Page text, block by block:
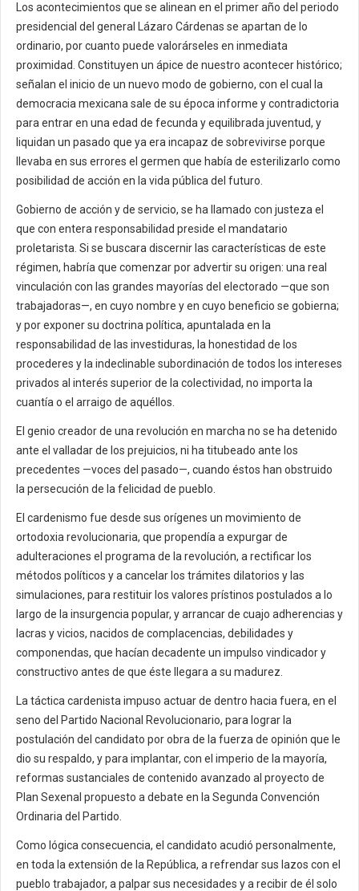
Los acontecimientos que se alinean en el primer año del periodo
presidencial del general Lázaro Cárdenas se apartan de lo
ordinario, por cuanto puede valorárseles en inmediata
proximidad. Constituyen un ápice de nuestro acontecer histórico;
señalan el inicio de un nuevo modo de gobierno, con el cual la
democracia mexicana sale de su época informe y contradictoria
para entrar en una edad de fecunda y equilibrada juventud, y
liquidan un pasado que ya era incapaz de sobrevivirse porque
llevaba en sus errores el germen que había de esterilizarlo como
posibilidad de acción en la vida pública del futuro.
Gobierno de acción y de servicio, se ha llamado con justeza el
que con entera responsabilidad preside el mandatario
proletarista. Si se buscara discernir las características de este
régimen, habría que comenzar por advertir su origen: una real
vinculación con las grandes mayorías del electorado —que son
trabajadoras—, en cuyo nombre y en cuyo beneficio se gobierna;
y por exponer su doctrina política, apuntalada en la
responsabilidad de las investiduras, la honestidad de los
procederes y la indeclinable subordinación de todos los intereses
privados al interés superior de la colectividad, no importa la
cuantía o el arraigo de aquéllos.
El genio creador de una revolución en marcha no se ha detenido
ante el valladar de los prejuicios, ni ha titubeado ante los
precedentes —voces del pasado—, cuando éstos han obstruido
la persecución de la felicidad de pueblo.
El cardenismo fue desde sus orígenes un movimiento de
ortodoxia revolucionaria, que propendía a expurgar de
adulteraciones el programa de la revolución, a rectificar los
métodos políticos y a cancelar los trámites dilatorios y las
simulaciones, para restituir los valores prístinos postulados a lo
largo de la insurgencia popular, y arrancar de cuajo adherencias y
lacras y vicios, nacidos de complacencias, debilidades y
componendas, que hacían decadente un impulso vindicador y
constructivo antes de que éste llegara a su madurez.
La táctica cardenista impuso actuar de dentro hacia fuera, en el
seno del Partido Nacional Revolucionario, para lograr la
postulación del candidato por obra de la fuerza de opinión que le
dio su respaldo, y para implantar, con el imperio de la mayoría,
reformas sustanciales de contenido avanzado al proyecto de
Plan Sexenal propuesto a debate en la Segunda Convención
Ordinaria del Partido.
Como lógica consecuencia, el candidato acudió personalmente,
en toda la extensión de la República, a refrendar sus lazos con el
pueblo trabajador, a palpar sus necesidades y a recibir de él solo